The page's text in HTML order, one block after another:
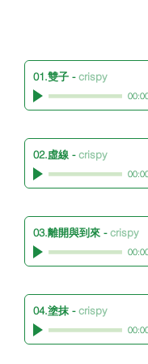
01.雙子 -crispy
02.虛線 -crispy
03.離開與到來 -crispy
04.塗抹 -crispy